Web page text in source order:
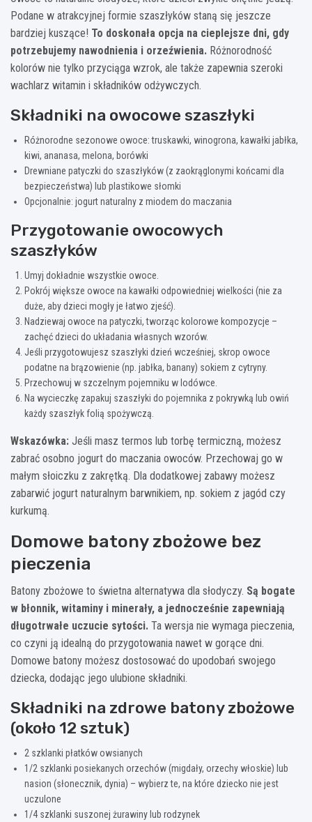
Podane w atrakcyjnej formie szaszłyków staną się jeszcze
bardziej kuszące! To doskonała opcja na cieplejsze dni, gdy
potrzebujemy nawodnienia i orzeźwienia. Różnorodność
kolorów nie tylko przyciąga wzrok, ale także zapewnia szeroki
wachlarz witamin i składników odżywczych.
Składniki na owocowe szaszłyki
Różnorodne sezonowe owoce: truskawki, winogrona, kawałki jabłka,
kiwi, ananasa, melona, borówki
Drewniane patyczki do szaszłyków (z zaokrąglonymi końcami dla
bezpieczeństwa) lub plastikowe słomki
Opcjonalnie: jogurt naturalny z miodem do maczania
Przygotowanie owocowych
szaszłyków
Umyj dokładnie wszystkie owoce.
Pokrój większe owoce na kawałki odpowiedniej wielkości (nie za
duże, aby dzieci mogły je łatwo zjeść).
Nadziewaj owoce na patyczki, tworząc kolorowe kompozycje –
zachęć dzieci do układania własnych wzorów.
Jeśli przygotowujesz szaszłyki dzień wcześniej, skrop owoce
podatne na brązowienie (np. jabłka, banany) sokiem z cytryny.
Przechowuj w szczelnym pojemniku w lodówce.
Na wycieczkę zapakuj szaszłyki do pojemnika z pokrywką lub owiń
każdy szaszłyk folią spożywczą.
Wskazówka: Jeśli masz termos lub torbę termiczną, możesz
zabrać osobno jogurt do maczania owoców. Przechowaj go w
małym słoiczku z zakrętką. Dla dodatkowej zabawy możesz
zabarwić jogurt naturalnym barwnikiem, np. sokiem z jagód czy
kurkumą.
Domowe batony zbożowe bez
pieczenia
Batony zbożowe to świetna alternatywa dla słodyczy. Są bogate
w błonnik, witaminy i minerały, a jednocześnie zapewniają
długotrwałe uczucie sytości. Ta wersja nie wymaga pieczenia,
co czyni ją idealną do przygotowania nawet w gorące dni.
Domowe batony możesz dostosować do upodobań swojego
dziecka, dodając jego ulubione składniki.
Składniki na zdrowe batony zbożowe
(około 12 sztuk)
2 szklanki płatków owsianych
1/2 szklanki posiekanych orzechów (migdały, orzechy włoskie) lub
nasion (słonecznik, dynia) – wybierz te, na które dziecko nie jest
uczulone
1/4 szklanki suszonej żurawiny lub rodzynek